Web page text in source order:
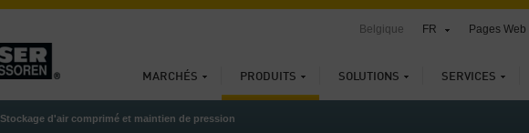
MARCHÉS PRODUITS SOLUTIONS SERVICES
Belgique FR Pages Web
Stockage d'air comprimé et maintien de pression